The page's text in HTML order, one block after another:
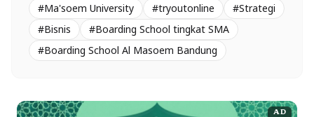
#Ma'soem University
#tryoutonline
#Strategi
#Bisnis
#Boarding School tingkat SMA
#Boarding School Al Masoem Bandung
AD